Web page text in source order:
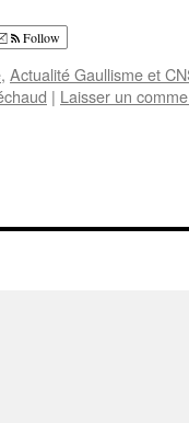
Follow
, Actualité Gaullisme et
| Laisser un